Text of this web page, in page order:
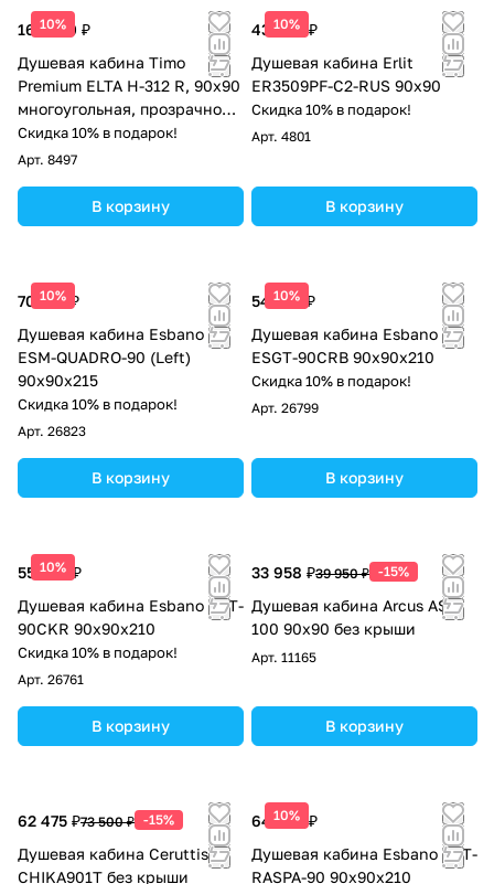
10%
166 740 ₽
Душевая кабина Timo
Premium ELTA H-312 R, 90х90
многоугольная, прозрачное
стекло
Скидка 10% в подарок!
Арт. 8497
В корзину
10%
43 604 ₽
Душевая кабина Erlit
ER3509PF-C2-RUS 90x90
Скидка 10% в подарок!
Арт. 4801
В корзину
10%
70 763 ₽
Душевая кабина Esbano
ESM-QUADRO-90 (Left)
90х90х215
Скидка 10% в подарок!
Арт. 26823
В корзину
10%
54 825 ₽
Душевая кабина Esbano
ESGT-90CRB 90х90х210
Скидка 10% в подарок!
Арт. 26799
В корзину
10%
55 463 ₽
Душевая кабина Esbano EST-
90CKR 90х90х210
Скидка 10% в подарок!
Арт. 26761
В корзину
33 958 ₽39 950 ₽ -15%
Душевая кабина Arcus AS-
100 90x90 без крыши
Арт. 11165
В корзину
62 475 ₽73 500 ₽ -15%
Душевая кабина Ceruttispa
CHIKA901T без крыши
10%
64 388 ₽
Душевая кабина Esbano EST-
RASPA-90 90х90х210